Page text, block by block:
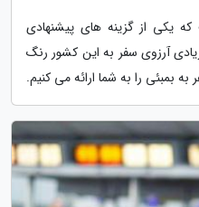
یکی از گزینه های پیشنهادی
آرزوی سفر به این کشور رنگ
به بمبئی را به شما ارائه می کنیم.